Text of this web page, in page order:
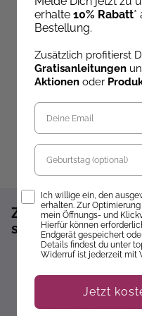
Exemplar mit Karte)
Ab dem 22.10.26
versandbereit
29,00 €
Zum Newsletter
sparen!*
Sofort 10% Rabatt
Exklusive
Gratisanleitungen
Keine Rabatt-
erhalte 10% Rabatt*
Bestellung.
Zusätzlich profitierst
Gratisanleitungen
Aktionen oder
Geburtstag
Opt-InIch willige ein, den
erhalten. Zur
mein Öffnungs- und
Hierfür können
Endgerät gespeichert
Details findest du unter
Widerruf ist jederzeit mit
Jetzt